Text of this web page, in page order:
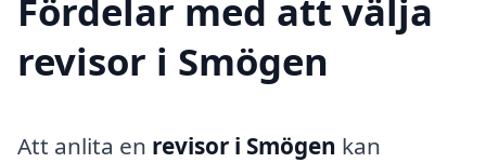
Fördelar med att välja
revisor i Smögen
Att anlita en revisor i Smögen kan